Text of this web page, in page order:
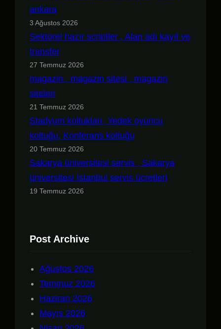
ankara
3 Ağustos 2026
Sektörel hazır scriptler , Alan adı kayıt ve
transfer
27 Temmuz 2026
magazin , magazin sitesi , magazin
siteleri
21 Temmuz 2026
Stadyum koltukları, Yedek oyuncu
koltuğu, Konferans koltuğu
20 Temmuz 2026
Sakarya üniversitesi servis , Sakarya
üniversitesi İstanbul servis ücretleri
19 Temmuz 2026
Post Archive
Ağustos 2026
Temmuz 2026
Haziran 2026
Mayıs 2026